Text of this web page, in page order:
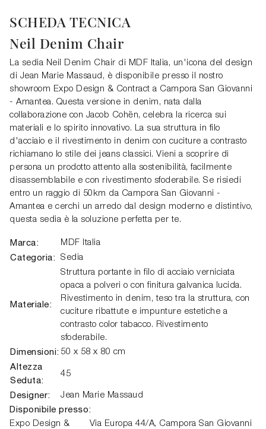
SCHEDA TECNICA
Neil Denim Chair
La sedia Neil Denim Chair di MDF Italia, un'icona del design
di Jean Marie Massaud, è disponibile presso il nostro
showroom Expo Design & Contract a Campora San Giovanni
- Amantea. Questa versione in denim, nata dalla
collaborazione con Jacob Cohën, celebra la ricerca sui
materiali e lo spirito innovativo. La sua struttura in filo
d'acciaio e il rivestimento in denim con cuciture a contrasto
richiamano lo stile dei jeans classici. Vieni a scoprire di
persona un prodotto attento alla sostenibilità, facilmente
disassemblabile e con rivestimento sfoderabile. Se risiedi
entro un raggio di 50km da Campora San Giovanni -
Amantea e cerchi un arredo dal design moderno e distintivo,
questa sedia è la soluzione perfetta per te.
Marca: MDF Italia
Categoria: Sedia
Materiale:
Struttura portante in filo di acciaio verniciata
opaca a polveri o con finitura galvanica lucida.
Rivestimento in denim, teso tra la struttura, con
cuciture ribattute e impunture estetiche a
contrasto color tabacco. Rivestimento
sfoderabile.
Dimensioni: 50 x 58 x 80 cm
Altezza
Seduta:
45
Designer: Jean Marie Massaud
Disponibile presso:
Expo Design &
Via Europa 44/A, Campora San Giovanni